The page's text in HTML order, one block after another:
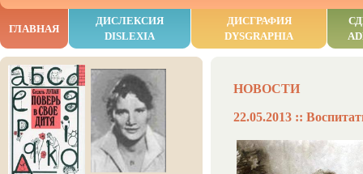
ГЛАВНАЯ
ДИСЛЕКСИЯ
DISLEXIA
ДИСГРАФИЯ
DYSGRAPHIA
НОВОСТИ
22.05.2013 ::